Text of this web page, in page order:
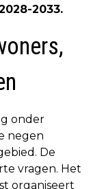
2033.
onder
negen
De
vragen. Het
organiseert